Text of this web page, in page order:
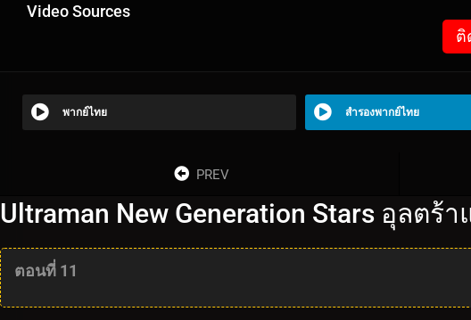
Video Sources
ติ
พากย์ไทย สำรองพากย์ไทย
PREV
Ultraman New Generation Stars อุลตร้
ตอนที่ 11